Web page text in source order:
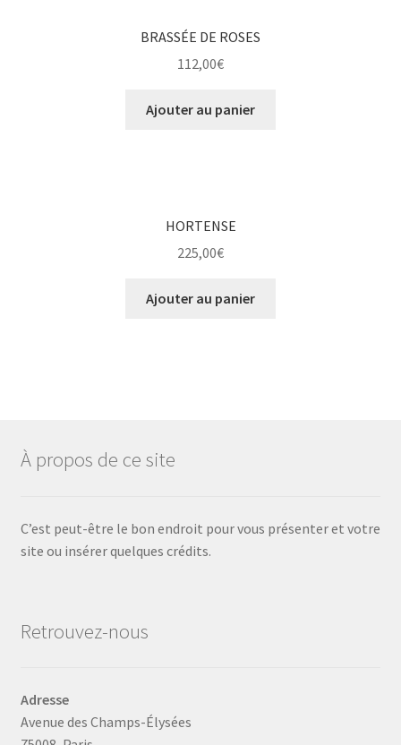
BRASSÉE DE ROSES
112,00€
Ajouter au panier
HORTENSE
225,00€
Ajouter au panier
À propos de ce site
C’est peut-être le bon endroit pour vous présenter et votre
site ou insérer quelques crédits.
Retrouvez-nous
Adresse
Avenue des Champs-Élysées